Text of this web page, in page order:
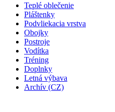
Teplé oblečenie
Pláštenky
Podvliekacia vrstva
Obojky
Postroje
Vodítka
Tréning
Doplnky
Letná výbava
Archív (CZ)